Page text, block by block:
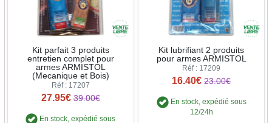
Kit parfait 3 produits
entretien complet pour
armes ARMISTOL
(Mecanique et Bois)
Réf : 17207
27.95€ 39.00€
En stock, expédié sous
Kit lubrifiant 2 produits
pour armes ARMISTOL
Réf : 17209
16.40€ 23.00€
En stock, expédié sous
12/24h